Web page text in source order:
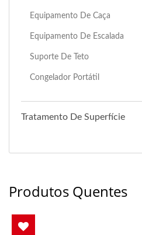
Equipamento De Caça
Equipamento De Escalada
Suporte De Teto
Congelador Portátil
Tratamento De Superfície
Produtos Quentes